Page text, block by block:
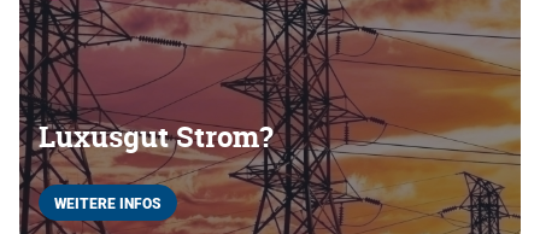
Luxusgut Strom?
WEITERE INFOS